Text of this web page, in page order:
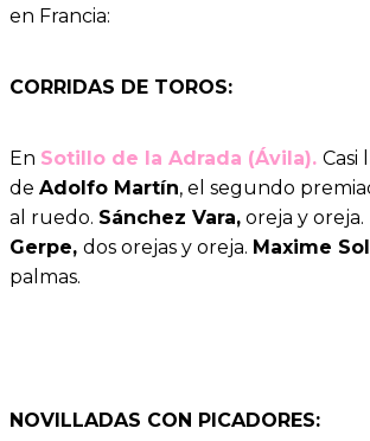
en Francia:
CORRIDAS DE TOROS:
En Sotillo de la Adrada (Ávila). Casi
de Adolfo Martín, el segundo
al ruedo. Sánchez Vara, oreja y oreja.
Gerpe, dos orejas y oreja. Maxime
palmas.
NOVILLADAS CON PICADORES: